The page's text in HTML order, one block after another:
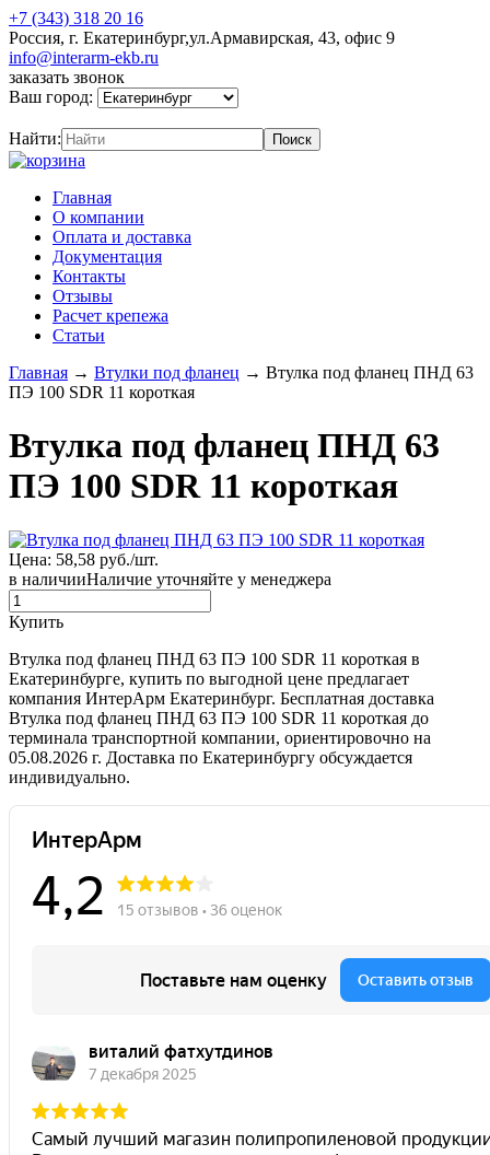
+7 (343) 318 20 16
Россия, г. Екатеринбург,ул.Армавирская, 43, офис 9
info@interarm-ekb.ru
заказать звонок
Ваш город:
Найти:
Главная
О компании
Оплата и доставка
Документация
Контакты
Отзывы
Расчет крепежа
Статьи
Главная → Втулки под фланец → Втулка под фланец ПНД 63
ПЭ 100 SDR 11 короткая
Втулка под фланец ПНД 63
ПЭ 100 SDR 11 короткая
Цена: 58,58 руб./шт.
в наличииНаличие уточняйте у менеджера
Купить
Втулка под фланец ПНД 63 ПЭ 100 SDR 11 короткая в
Екатеринбурге, купить по выгодной цене предлагает
компания ИнтерАрм Екатеринбург. Бесплатная доставка
Втулка под фланец ПНД 63 ПЭ 100 SDR 11 короткая до
терминала транспортной компании, ориентировочно на
05.08.2026 г. Доставка по Екатеринбургу обсуждается
индивидуально.